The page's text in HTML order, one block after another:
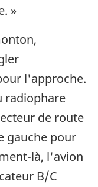
»
l'approche.
radiophare
de route
gauche pour
là, l'avion
B/C